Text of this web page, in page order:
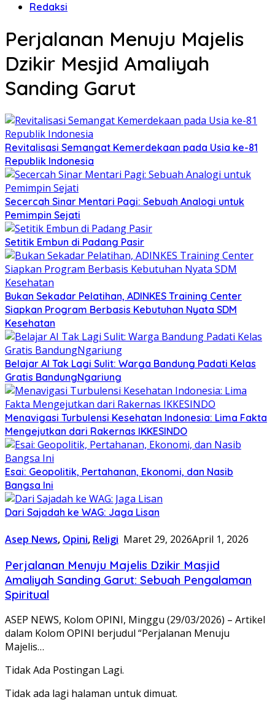
Redaksi
Perjalanan Menuju Majelis
Dzikir Mesjid Amaliyah
Sanding Garut
Revitalisasi Semangat Kemerdekaan pada Usia ke-81
Republik Indonesia
Secercah Sinar Mentari Pagi: Sebuah Analogi untuk
Pemimpin Sejati
Setitik Embun di Padang Pasir
Bukan Sekadar Pelatihan, ADINKES Training Center
Siapkan Program Berbasis Kebutuhan Nyata SDM
Kesehatan
Belajar AI Tak Lagi Sulit: Warga Bandung Padati Kelas
Gratis BandungNgariung
Menavigasi Turbulensi Kesehatan Indonesia: Lima Fakta
Mengejutkan dari Rakernas IKKESINDO
Esai: Geopolitik, Pertahanan, Ekonomi, dan Nasib
Bangsa Ini
Dari Sajadah ke WAG: Jaga Lisan
Asep News, Opini, Religi Maret 29, 2026April 1, 2026
Perjalanan Menuju Majelis Dzikir Masjid
Amaliyah Sanding Garut: Sebuah Pengalaman
Spiritual
ASEP NEWS, Kolom OPINI, Minggu (29/03/2026) – Artikel
dalam Kolom OPINI berjudul “Perjalanan Menuju
Majelis…
Tidak Ada Postingan Lagi.
Tidak ada lagi halaman untuk dimuat.